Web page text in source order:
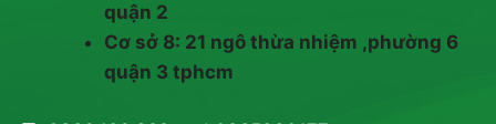
quận 2
Cơ sở 8: 21 ngô thừa nhiệm ,phường 6
quận 3 tphcm